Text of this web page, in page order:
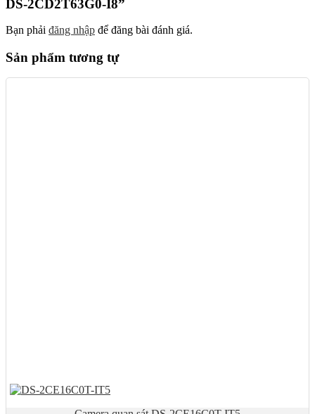
DS-2CD2T63G0-I8”
Bạn phải đăng nhập để đăng bài đánh giá.
Sản phẩm tương tự